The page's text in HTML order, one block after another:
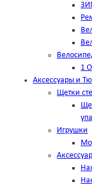
1
Аксессуары и
Щетки
Игрушки